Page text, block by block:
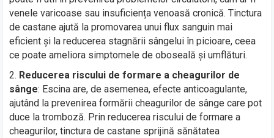
venele varicoase sau insuficiența venoasă cronică. Tinctura
de castane ajută la promovarea unui flux sanguin mai
eficient și la reducerea stagnării sângelui în picioare, ceea
ce poate ameliora simptomele de oboseală și umflături.
Reducerea riscului de formare a cheagurilor de
sânge: Escina are, de asemenea, efecte anticoagulante,
ajutând la prevenirea formării cheagurilor de sânge care pot
duce la tromboză. Prin reducerea riscului de formare a
cheagurilor, tinctura de castane sprijină sănătatea